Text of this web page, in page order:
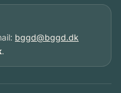
bggd@bggd.dk
.